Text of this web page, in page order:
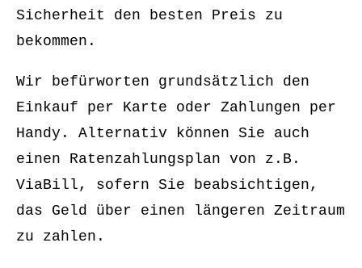
Sicherheit den besten Preis zu
bekommen.
Wir befürworten grundsätzlich den
Einkauf per Karte oder Zahlungen per
Handy. Alternativ können Sie auch
einen Ratenzahlungsplan von z.B.
ViaBill, sofern Sie beabsichtigen,
das Geld über einen längeren Zeitraum
zu zahlen.